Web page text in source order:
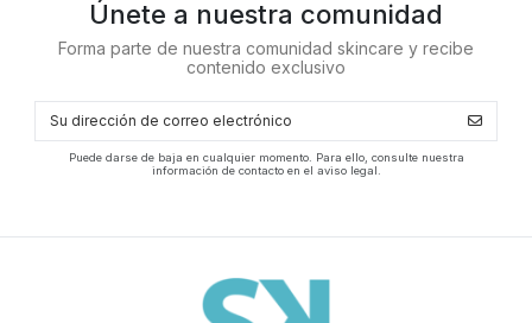
Únete a nuestra comunidad
Forma parte de nuestra comunidad skincare y recibe
contenido exclusivo
Puede darse de baja en cualquier momento. Para ello, consulte nuestra
información de contacto en el aviso legal.